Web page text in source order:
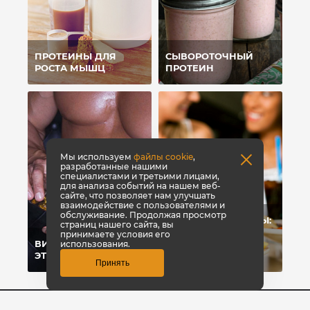
ПРОТЕИНЫ ДЛЯ
РОСТА МЫШЦ
СЫВОРОТОЧНЫЙ
ПРОТЕИН
ВИТАМИНЫ: ЧТО
ЭТО?
УГЛЕВОДЫ-УБИЙЦЫ:
ПОЧЕМУ МЫ
Мы используемфайлы cookie,
разработанные нашими
специалистами и третьими лицами,
для анализа событий на нашем веб-
сайте, что позволяет нам улучшать
взаимодействие с пользователями и
обслуживание. Продолжая просмотр
страниц нашего сайта, вы
принимаете условия его
использования.
Принять